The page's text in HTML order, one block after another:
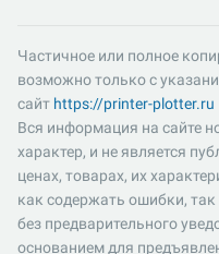
Частичное или полное
возможно только с
сайт https://printer-plotter.ru
Вся информация на сайте
характер, и не является
ценах, товарах, их
как содержать ошибки,
без предварительного
основанием для